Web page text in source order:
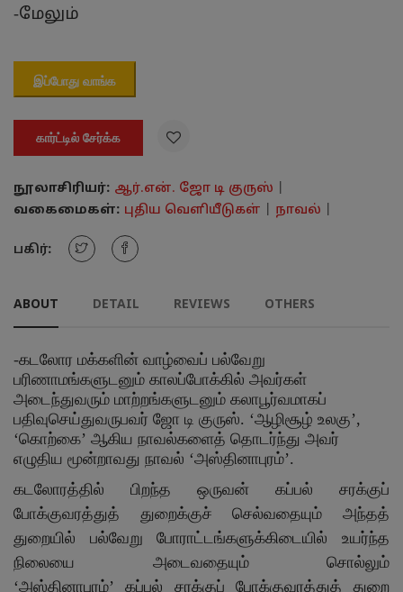
-மேலும்
இப்போது வாங்க
கார்ட்டில் சேர்க்க 
நூலாசிரியர்: ஆர்.என். ஜோ டி குருஸ்
வகைமைகள்: புதிய வெளியீடுகள் நாவல்
பகிர்:
ABOUT DETAIL REVIEWS OTHERS
-கடலோர மக்களின் வாழ்வைப் பல்வேறு
பரிணாமங்களுடனும் காலப்போக்கில் அவர்கள்
அடைந்துவரும் மாற்றங்களுடனும் கலாபூர்வமாகப்
பதிவுசெய்துவருபவர் ஜோ டி குருஸ். ‘ஆழிசூழ் உலகு’,
‘கொற்கை’ ஆகிய நாவல்களைத் தொடர்ந்து அவர்
எழுதிய மூன்றாவது நாவல் ‘அஸ்தினாபுரம்’.
கடலோரத்தில் பிறந்த ஒருவன் கப்பல் சரக்குப்
போக்குவரத்துத் துறைக்குச் செல்வதையும் அந்தத்
துறையில் பல்வேறு போராட்டங்களுக்கிடையில் உயர்ந்த
நிலையை அடைவதையும் சொல்லும்
‘அஸ்தினாபுரம்’கப்பல் சரக்குப் போக்குவரத்துத் துறை